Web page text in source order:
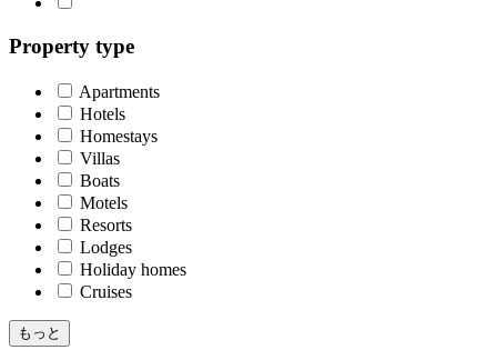
Property type
Apartments
Hotels
Homestays
Villas
Boats
Motels
Resorts
Lodges
Holiday homes
Cruises
もっと